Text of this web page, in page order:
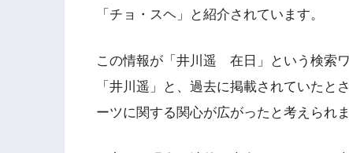
「チョ・スヘ」と紹介されています。
この情報が「井川遥 在日」という検索
「井川遥」と、過去に掲載されていた
ーツに関する関心が広がったと考えられま